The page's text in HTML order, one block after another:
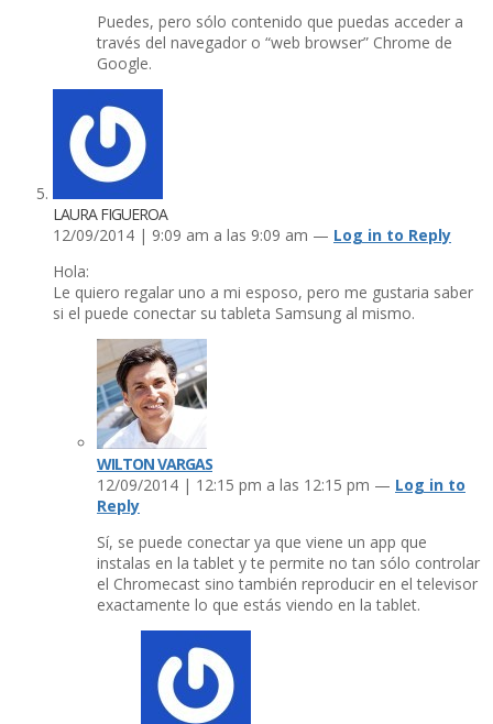
Puedes, pero sólo contenido que puedas acceder a
través del navegador o “web browser” Chrome de
Google.
LAURA FIGUEROA
12/09/2014 | 9:09 am a las 9:09 am — Log in to Reply
Hola:
Le quiero regalar uno a mi esposo, pero me gustaria saber
si el puede conectar su tableta Samsung al mismo.
WILTON VARGAS
12/09/2014 | 12:15 pm a las 12:15 pm — Log in to
Reply
Sí­, se puede conectar ya que viene un app que
instalas en la tablet y te permite no tan sólo controlar
el Chromecast sino también reproducir en el televisor
exactamente lo que estás viendo en la tablet.